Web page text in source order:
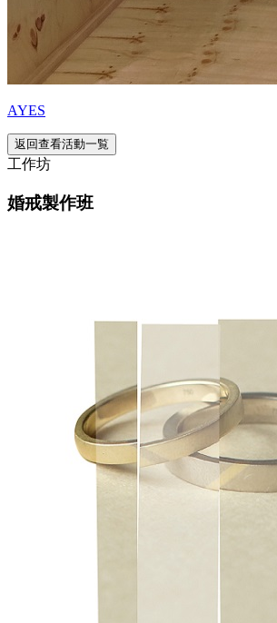
AYES
返回查看活動一覧
工作坊
婚戒製作班